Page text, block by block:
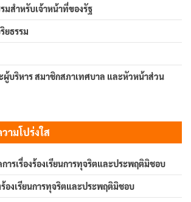
มสำหรับเจ้าหน้าที่ของรัฐ
ยธรรม
บริหาร สมาชิกสภาเทศบาล และหัวหน้าส่วน
ามโปร่งใส
ารเรื่องร้องเรียนการทุจริตและประพฤติมิชอบ
ร้องเรียนการทุจริตและประพฤติมิชอบ